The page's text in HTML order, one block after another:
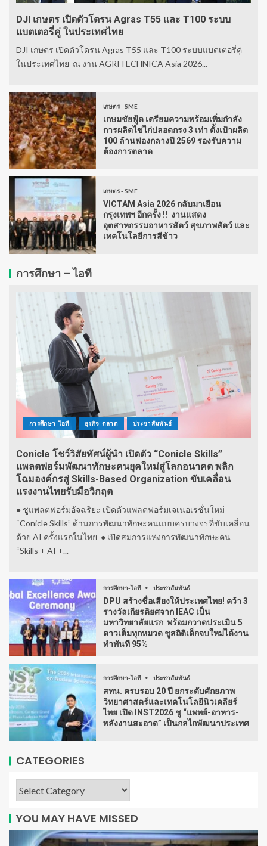
DJI เกษตร เปิดตัวโดรน Agras T55 และ T100 ระบบ
แบตเตอรี่คู่ ในประเทศไทย
DJI เกษตร เปิดตัวโดรน Agras T55 และ T100 ระบบแบตเตอรี่คู่
ในประเทศไทย ณ งาน AGRITECHNICA Asia 2026...
เกษตร - SME
เกษมชัยฟู้ด เตรียมความพร้อมเพิ่มกำลัง
การผลิตไข่ไก่ปลอดกรง 3 เท่า ตั้งเป้าผลิต
100 ล้านฟองกลางปี 2569 รองรับความ
ต้องการตลาด
เกษตร - SME
VICTAM Asia 2026 กลับมาเยือน
กรุงเทพฯ อีกครั้ง !! งานแสดง
อุตสาหกรรมอาหารสัตว์ สุขภาพสัตว์ และ
เทคโนโลยีการสีข้าว
การศึกษา – ไอที
การศึกษา-ไอที ธุรกิจ-ตลาด ประชาสัมพันธ์
Conicle โชว์วิสัยทัศน์ผู้นำ เปิดตัว “Conicle Skills”
แพลตฟอร์มพัฒนาทักษะคนยุคใหม่สู่โลกอนาคต พลิก
โฉมองค์กรสู่ Skills-Based Organization ขับเคลื่อน
แรงงานไทยรับมือวิกฤต
● ชูแพลตฟอร์มอัจฉริยะ เปิดตัวแพลตฟอร์มเจเนอเรชั่นใหม่
“Conicle Skills” ด้านการพัฒนาทักษะคนแบบครบวงจรที่ขับเคลื่อน
ด้วย AI ครั้งแรกในไทย ● เปิดสมการแห่งการพัฒนาทักษะคน
“Skills + AI +...
การศึกษา-ไอที ประชาสัมพันธ์
DPU สร้างชื่อเสียงให้ประเทศไทย! คว้า 3
รางวัลเกียรติยศจาก IEAC เป็น
มหาวิทยาลัยแรก พร้อมกวาดประเมิน 5
ดาวเต็มทุกหมวด ชูสถิติเด็กจบใหม่ได้งาน
ทำทันที 95%
การศึกษา-ไอที ประชาสัมพันธ์
สทน. ครบรอบ 20 ปี ยกระดับศักยภาพ
วิทยาศาสตร์และเทคโนโลยีนิวเคลียร์
ไทย เปิด INST2026 ชู “แพทย์-อาหาร-
พลังงานสะอาด” เป็นกลไกพัฒนาประเทศ
CATEGORIES
YOU MAY HAVE MISSED